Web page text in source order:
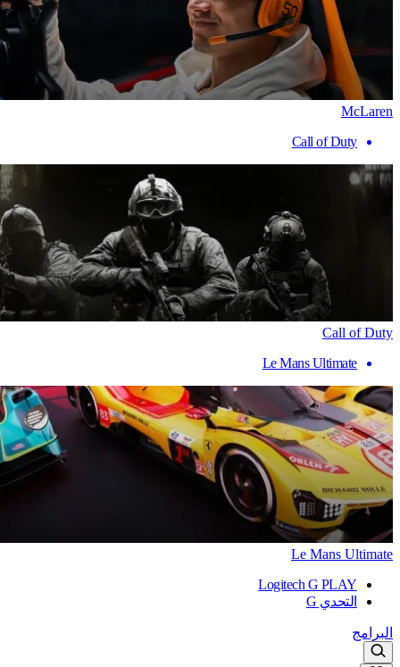
McLaren
Call of Duty
Call of Duty
Le Mans Ultimate
Le Mans Ultimate
Logitech G PLAY
التحدي G
البرامج